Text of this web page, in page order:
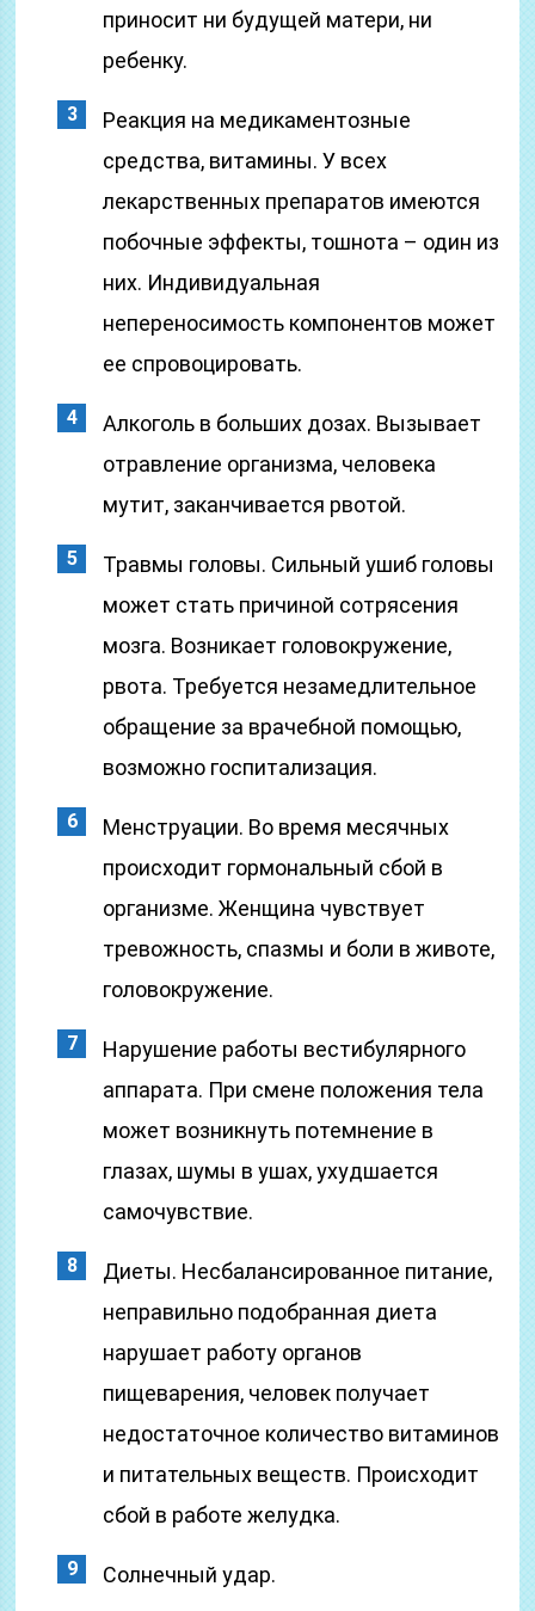
приносит ни будущей матери, ни
ребенку.
Реакция на медикаментозные
средства, витамины. У всех
лекарственных препаратов имеются
побочные эффекты, тошнота – один из
них. Индивидуальная
непереносимость компонентов может
ее спровоцировать.
Алкоголь в больших дозах. Вызывает
отравление организма, человека
мутит, заканчивается рвотой.
Травмы головы. Сильный ушиб головы
может стать причиной сотрясения
мозга. Возникает головокружение,
рвота. Требуется незамедлительное
обращение за врачебной помощью,
возможно госпитализация.
Менструации. Во время месячных
происходит гормональный сбой в
организме. Женщина чувствует
тревожность, спазмы и боли в животе,
головокружение.
Нарушение работы вестибулярного
аппарата. При смене положения тела
может возникнуть потемнение в
глазах, шумы в ушах, ухудшается
самочувствие.
Диеты. Несбалансированное питание,
неправильно подобранная диета
нарушает работу органов
пищеварения, человек получает
недостаточное количество витаминов
и питательных веществ. Происходит
сбой в работе желудка.
Солнечный удар.